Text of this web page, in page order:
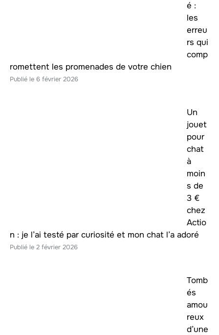
é :
les
erreu
rs qui
comp
romettent les promenades de votre chien
6 février 2026
Un
jouet
pour
chat
à
moin
s de
3 €
chez
Actio
n : je l’ai testé par curiosité et mon chat l’a adoré
2 février 2026
Tomb
és
amou
reux
d’une